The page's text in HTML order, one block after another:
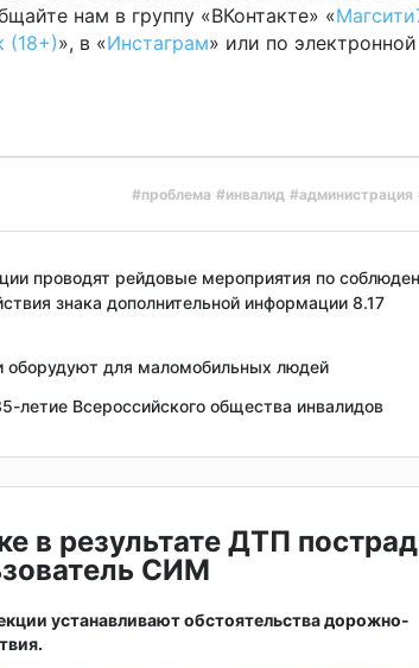
нам в группу «ВКонтакте» «
(18+)», в «Инстаграм» или по электронной
#проблема #инвалид #администрация
проводят рейдовые мероприятия по
знака дополнительной информации 8.17
оборудуют для маломобильных людей
летие Всероссийского общества инвалидов
в результате ДТП
СИМ
устанавливают обстоятельства дорожно-